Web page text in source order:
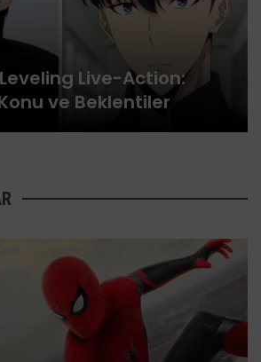
Live-Action:
ve Beklentiler